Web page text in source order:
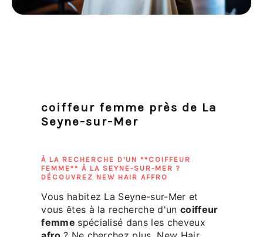
coiffeur femme près de La
Seyne-sur-Mer
À LA RECHERCHE D'UN **COIFFEUR
FEMME** À LA SEYNE-SUR-MER ?
DÉCOUVREZ NEW HAIR AFFRO
Vous habitez La Seyne-sur-Mer et
vous êtes à la recherche d'un coiffeur
femme spécialisé dans les cheveux